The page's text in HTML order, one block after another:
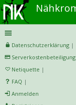
Datenschutzerklärung |
Serverkostenbeteiligung
Netiquette |
FAQ |
Anmelden